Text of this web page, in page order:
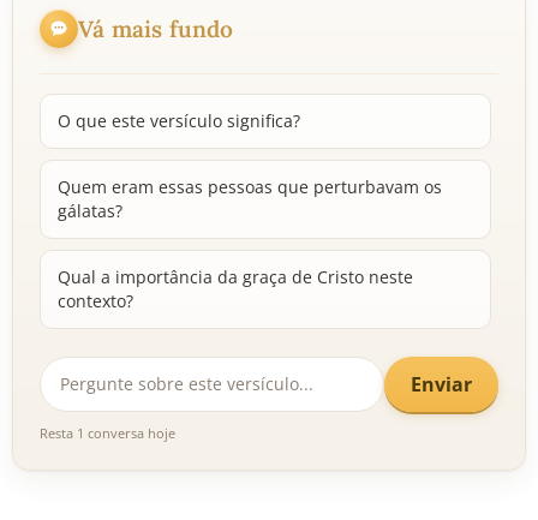
Vá mais fundo
O que este versículo significa?
Quem eram essas pessoas que perturbavam os
gálatas?
Qual a importância da graça de Cristo neste
contexto?
Enviar
Resta 1 conversa hoje